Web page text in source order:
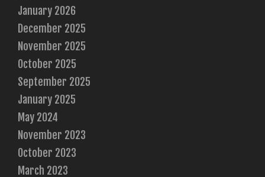
January 2026
December 2025
November 2025
October 2025
September 2025
January 2025
May 2024
November 2023
October 2023
March 2023